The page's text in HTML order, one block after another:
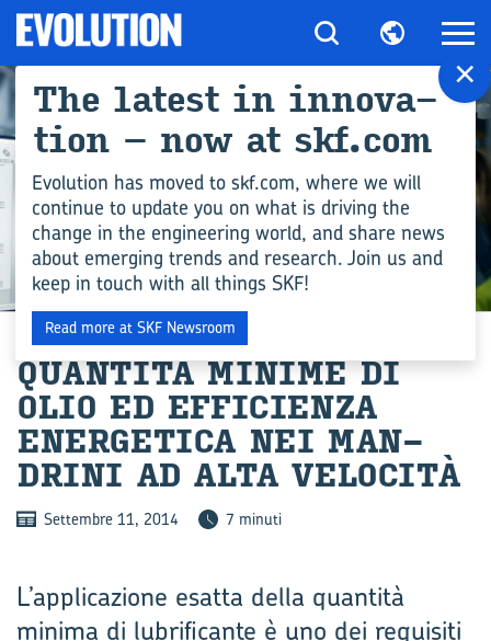
COMPETENZA INGEGNERISTICA
QUANTITÀ MI­NI­ME DI
OLIO ED EF­FI­CIEN­ZA
ENER­GE­TI­CA NEI MAN­
DRI­NI AD ALTA VELOCITÀ
Settembre 11, 2014 7 minuti
L’applicazione esatta della quantità
minima di lubrificante è uno dei requisiti
×
The la­te­st in in­no­va­
tion – now at skf.com
Evolution has moved to skf.com, where we will
continue to update you on what is driving the
change in the engineering world, and share news
about emerging trends and research. Join us and
keep in touch with all things SKF!
Read more at SKF Newsroom